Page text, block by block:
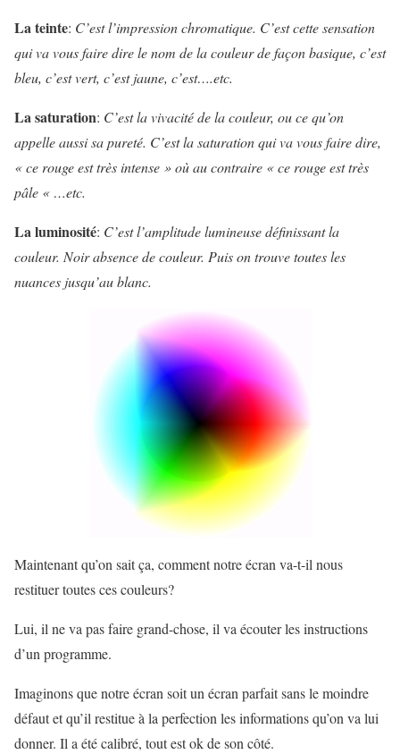
La teinte: C’est l’impression chromatique. C’est cette sensation
qui va vous faire dire le nom de la couleur de façon basique, c’est
bleu, c’est vert, c’est jaune, c’est….etc.
La saturation: C’est la vivacité de la couleur, ou ce qu’on
appelle aussi sa pureté. C’est la saturation qui va vous faire dire,
« ce rouge est très intense » où au contraire « ce rouge est très
pâle « …etc.
La luminosité: C’est l’amplitude lumineuse définissant la
couleur. Noir absence de couleur. Puis on trouve toutes les
nuances jusqu’au blanc.
Maintenant qu’on sait ça, comment notre écran va-t-il nous
restituer toutes ces couleurs?
Lui, il ne va pas faire grand-chose, il va écouter les instructions
d’un programme.
Imaginons que notre écran soit un écran parfait sans le moindre
défaut et qu’il restitue à la perfection les informations qu’on va lui
donner. Il a été calibré, tout est ok de son côté.